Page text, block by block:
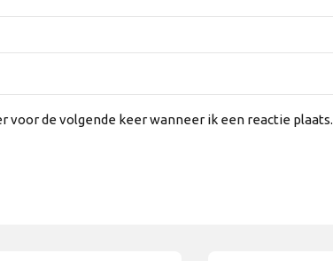
voor de volgende keer wanneer ik een reactie plaats.